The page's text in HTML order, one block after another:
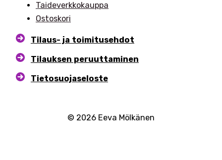
Taideverkkokauppa
Ostoskori
Tilaus- ja toimitusehdot
Tilauksen peruuttaminen
Tietosuojaseloste
© 2026 Eeva Mölkänen